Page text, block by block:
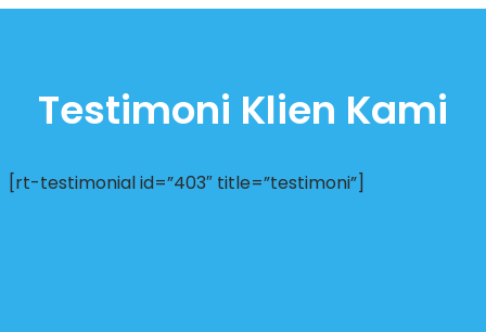
Testimoni Klien Kami
[rt-testimonial id=”403″ title=”testimoni”]